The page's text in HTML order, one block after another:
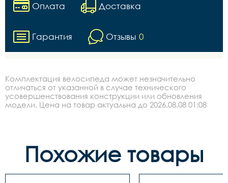
Оплата Доставка
Гарантия Отзывы 0
Комплектация велосипеда может незначительно
отличаться от указанной в случае технического
усовершенствования конструкции или обновления
модели. Цена на товар актуальна до 2026.08.08 01:08
Похожие товары